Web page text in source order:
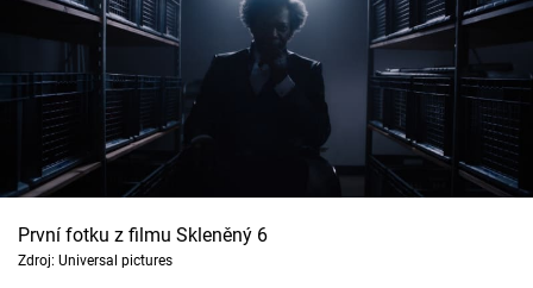
První fotku z filmu Skleněný 6
Zdroj: Universal pictures